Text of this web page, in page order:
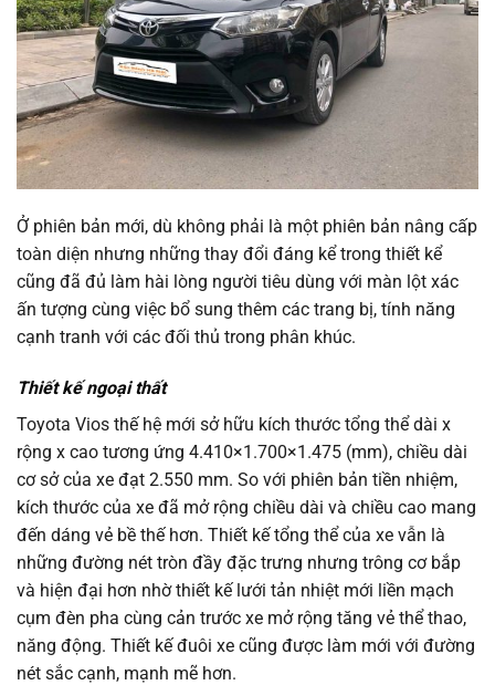
Ở phiên bản mới, dù không phải là một phiên bản nâng cấp
toàn diện nhưng những thay đổi đáng kể trong thiết kể
cũng đã đủ làm hài lòng người tiêu dùng với màn lột xác
ấn tượng cùng việc bổ sung thêm các trang bị, tính năng
cạnh tranh với các đối thủ trong phân khúc.
Thiết kế ngoại thất
Toyota Vios thế hệ mới sở hữu kích thước tổng thể dài x
rộng x cao tương ứng 4.410×1.700×1.475 (mm), chiều dài
cơ sở của xe đạt 2.550 mm. So với phiên bản tiền nhiệm,
kích thước của xe đã mở rộng chiều dài và chiều cao mang
đến dáng vẻ bề thế hơn. Thiết kế tổng thể của xe vẫn là
những đường nét tròn đầy đặc trưng nhưng trông cơ bắp
và hiện đại hơn nhờ thiết kế lưới tản nhiệt mới liền mạch
cụm đèn pha cùng cản trước xe mở rộng tăng vẻ thể thao,
năng động. Thiết kế đuôi xe cũng được làm mới với đường
nét sắc cạnh, mạnh mẽ hơn.